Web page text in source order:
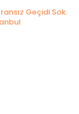
Geçidi Sok.